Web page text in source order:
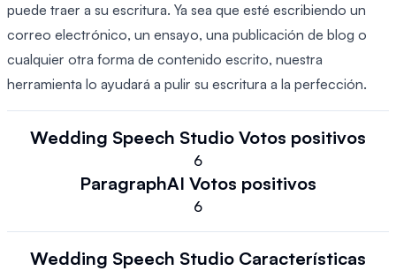
puede traer a su escritura. Ya sea que esté escribiendo un
correo electrónico, un ensayo, una publicación de blog o
cualquier otra forma de contenido escrito, nuestra
herramienta lo ayudará a pulir su escritura a la perfección.
Wedding Speech Studio Votos positivos
6
ParagraphAI Votos positivos
6
Wedding Speech Studio Características